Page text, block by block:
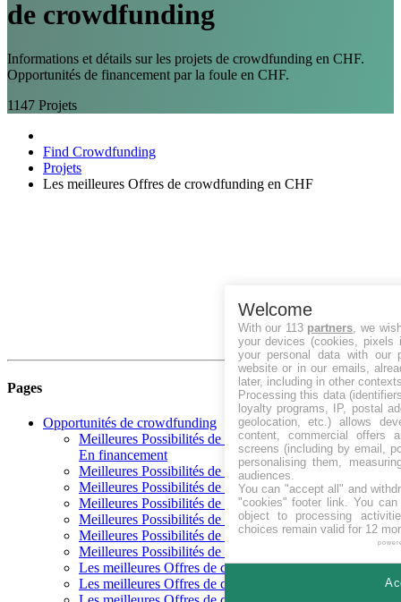
de crowdfunding
Informations et détails sur les projets de crowdfunding en CHF.
Opportunités de financement par la foule en CHF.
1147 Projets
Find Crowdfunding
Projets
Les meilleures Offres de crowdfunding en CHF
Pages
Opportunités de crowdfunding
Meilleures Possibilités de crowdfunding
En financement
Meilleures Possibilités de crowdfunding Arrive bientôt
Meilleures Possibilités de crowdfunding Financé
Meilleures Possibilités de crowdfunding Remboursé
Meilleures Possibilités de crowdfunding Crowdequity
Meilleures Possibilités de crowdfunding Crowdlending
Meilleures Possibilités de crowdfunding Récompense
Les meilleures Offres de crowdfunding en CHF
Les meilleures Offres de crowdfunding en EUR
Welcome
With our 113 partners, we
your devices (cookies, pixels
your personal data with our
website or in our emails,
later, including in other
Processing this data
loyalty programs, IP, postal
geolocation, etc.) allows
content, commercial offers
screens (including by email,
personalising them,
audiences.
You can "accept all" and
"cookies" footer link. You can
object to processing
choices remain valid for 12